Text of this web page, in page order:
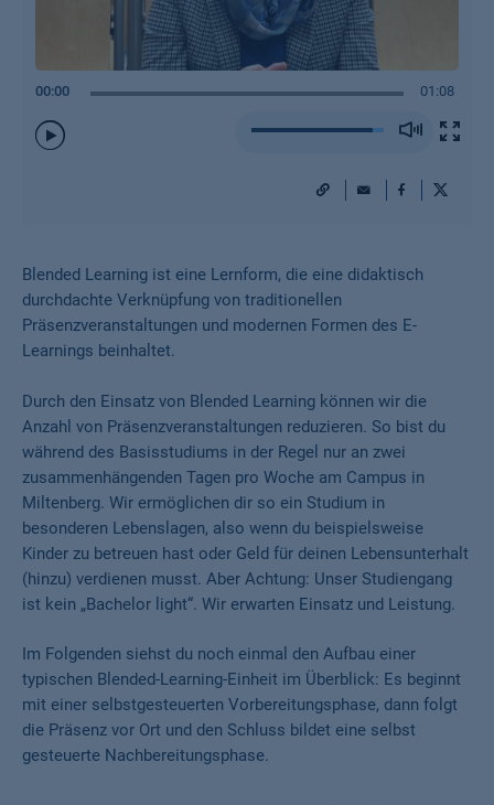
00:00 01:08
URL Mail Facebook
X
Blended Learning ist eine Lernform, die eine didaktisch
durchdachte Verknüpfung von traditionellen
Präsenzveranstaltungen und modernen Formen des E-
Learnings beinhaltet.
Durch den Einsatz von Blended Learning können wir die
Anzahl von Präsenzveranstaltungen reduzieren. So bist du
während des Basisstudiums in der Regel nur an zwei
zusammenhängenden Tagen pro Woche am Campus in
Miltenberg. Wir ermöglichen dir so ein Studium in
besonderen Lebenslagen, also wenn du beispielsweise
Kinder zu betreuen hast oder Geld für deinen Lebensunterhalt
(hinzu) verdienen musst. Aber Achtung: Unser Studiengang
ist kein „Bachelor light“. Wir erwarten Einsatz und Leistung.
Im Folgenden siehst du noch einmal den Aufbau einer
typischen Blended-Learning-Einheit im Überblick: Es beginnt
mit einer selbstgesteuerten Vorbereitungsphase, dann folgt
die Präsenz vor Ort und den Schluss bildet eine selbst
gesteuerte Nachbereitungsphase.